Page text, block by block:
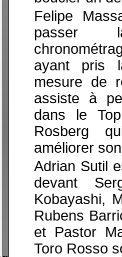
Felipe
ayant pris
mesure de
assiste à
dans le
Rosberg
améliorer
Adrian Sutil
devant
Kobayashi,
Rubens
et Pastor
Toro Rosso